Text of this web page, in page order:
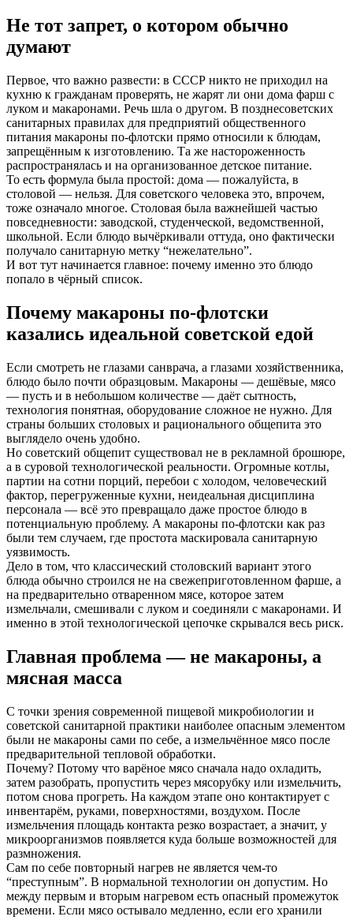
Не тот запрет, о котором обычно
думают
Первое, что важно развести: в СССР никто не приходил на
кухню к гражданам проверять, не жарят ли они дома фарш с
луком и макаронами. Речь шла о другом. В позднесоветских
санитарных правилах для предприятий общественного
питания макароны по-флотски прямо относили к блюдам,
запрещённым к изготовлению. Та же настороженность
распространялась и на организованное детское питание.
То есть формула была простой: дома — пожалуйста, в
столовой — нельзя. Для советского человека это, впрочем,
тоже означало многое. Столовая была важнейшей частью
повседневности: заводской, студенческой, ведомственной,
школьной. Если блюдо вычёркивали оттуда, оно фактически
получало санитарную метку “нежелательно”.
И вот тут начинается главное: почему именно это блюдо
попало в чёрный список.
Почему макароны по-флотски
казались идеальной советской едой
Если смотреть не глазами санврача, а глазами хозяйственника,
блюдо было почти образцовым. Макароны — дешёвые, мясо
— пусть и в небольшом количестве — даёт сытность,
технология понятная, оборудование сложное не нужно. Для
страны больших столовых и рационального общепита это
выглядело очень удобно.
Но советский общепит существовал не в рекламной брошюре,
а в суровой технологической реальности. Огромные котлы,
партии на сотни порций, перебои с холодом, человеческий
фактор, перегруженные кухни, неидеальная дисциплина
персонала — всё это превращало даже простое блюдо в
потенциальную проблему. А макароны по-флотски как раз
были тем случаем, где простота маскировала санитарную
уязвимость.
Дело в том, что классический столовский вариант этого
блюда обычно строился не на свежеприготовленном фарше, а
на предварительно отваренном мясе, которое затем
измельчали, смешивали с луком и соединяли с макаронами. И
именно в этой технологической цепочке скрывался весь риск.
Главная проблема — не макароны, а
мясная масса
С точки зрения современной пищевой микробиологии и
советской санитарной практики наиболее опасным элементом
были не макароны сами по себе, а измельчённое мясо после
предварительной тепловой обработки.
Почему? Потому что варёное мясо сначала надо охладить,
затем разобрать, пропустить через мясорубку или измельчить,
потом снова прогреть. На каждом этапе оно контактирует с
инвентарём, руками, поверхностями, воздухом. После
измельчения площадь контакта резко возрастает, а значит, у
микроорганизмов появляется куда больше возможностей для
размножения.
Сам по себе повторный нагрев не является чем-то
“преступным”. В нормальной технологии он допустим. Но
между первым и вторым нагревом есть опасный промежуток
времени. Если мясо остывало медленно, если его хранили